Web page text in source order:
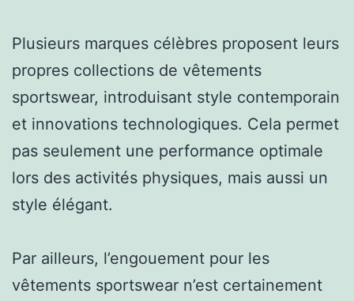
Plusieurs marques célèbres proposent leurs
propres collections de vêtements
sportswear, introduisant style contemporain
et innovations technologiques. Cela permet
pas seulement une performance optimale
lors des activités physiques, mais aussi un
style élégant.
Par ailleurs, l’engouement pour les
vêtements sportswear n’est certainement